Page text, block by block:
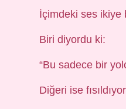
İçimdeki ses ikiye
Biri diyordu ki:
“Bu sadece bir
Diğeri ise